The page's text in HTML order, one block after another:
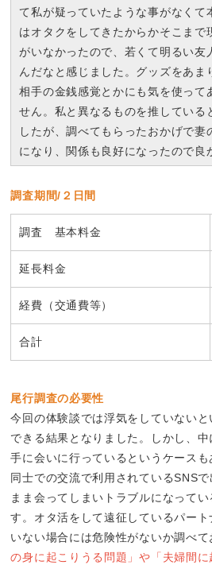
て私が疑っていたような事がなくて
はオタクをしてきたからかそこまで
がいなかったので、若くて明るい友
んだなと感じました。グッズをあま
相手の金銭感覚とかにも気を使って
せん。私と異なるものを推している
したが、調べてもらったおかげで妻
になり、関係も良好になったので良
調査期間/２日間
調査 基本料金
延長料金
経費（交通費等）​​​​​​
合計
尾行調査の必要性
今回の体験談では浮気をしていない
できる結果となりました。しかし、
手に会いに行っているというケース
同士での交流で利用されているSNS
まま会ってしまいトラブルになって
す。オタ活をして遠征しているパー
いない場合には危険性がないか調べて
の身に起こりうる問題」や「夫婦間に